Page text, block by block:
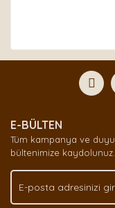
E-BÜLTEN
Tüm kampanya ve
bültenimize kaydolunuz.